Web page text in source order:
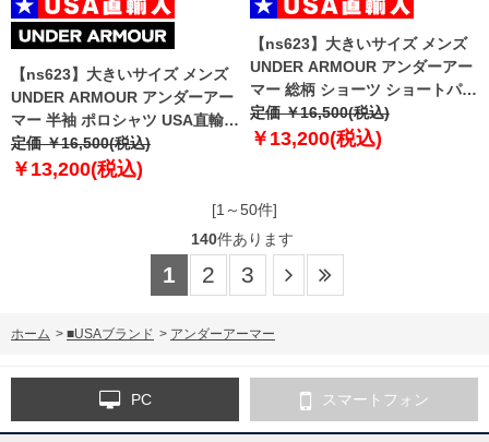
【ns623】大きいサイズ メンズ
UNDER ARMOUR アンダーアー
マー 半袖 ポロシャツ USA直輸入
um0954
定価 ￥16,500(税込)
￥13,200(税込)
【ns623】大きいサイズ メンズ
UNDER ARMOUR アンダーアー
マー 総柄 ショーツ ショートパン
ツ USA直輸入 6009178-477
定価 ￥16,500(税込)
￥13,200(税込)
[1～50件]
140件あります
1 2 3
ホーム > ■USAブランド > アンダーアーマー
PC スマートフォン